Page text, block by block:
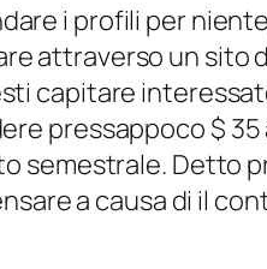
i profili per
attraverso un sito
capitare
pressappoco $
semestrale. Detto
a causa di il